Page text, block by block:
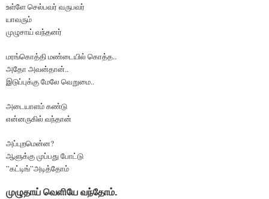
உள்ளே செல்பவர் வருபவர்
யாவரும்
முழுசாய் வந்தனர்
மரங்கொத்தி மண்டையில் கொத்த..
அதோ அவன்தான்..
இடுப்புக்கு மேலே வெறுமை..
அடையாளம் கண்டு
என்னருகில் வந்தான்
அப்புறமென்ன?
ஆளுக்கு முப்பது போட்டு
”கட்டிங்”அடித்தோம்
முழுதாய் வெளியே வந்தோம்.